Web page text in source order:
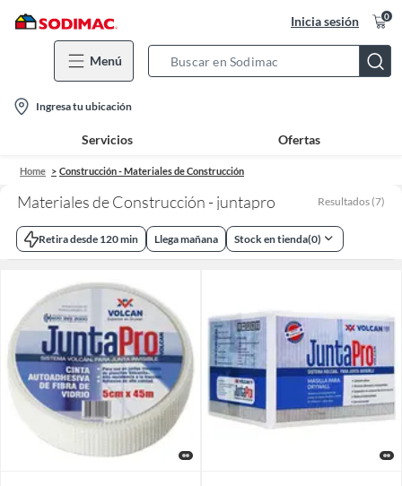
Inicia sesión 0
Menú
Bar
location-
icon
Ingresa tu ubicación
Servicios Ofertas
Home Construcción - Materiales de Construcción
Materiales de Construcción - juntapro Resultados (7)
Retira desde 120 min Llega mañana Stock en tienda(0)